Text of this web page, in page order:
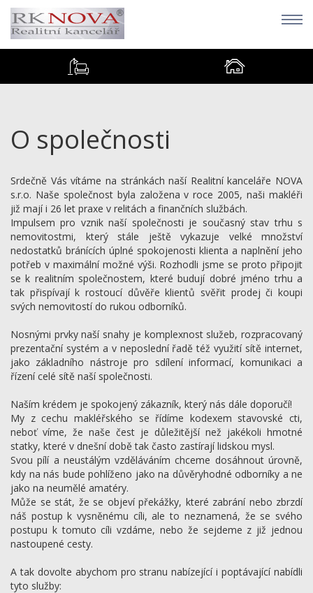
O společnosti
Srdečně Vás vítáme na stránkách naší Realitní kanceláře NOVA
s.r.o. Naše společnost byla založena v roce 2005, naši makléři
již mají i 26 let praxe v relitách a finančních službách.
Impulsem pro vznik naší společnosti je současný stav trhu s
nemovitostmi, který stále ještě vykazuje velké množství
nedostatků bránících úplné spokojenosti klienta a naplnění jeho
potřeb v maximální možné výši. Rozhodli jsme se proto připojit
se k realitním společnostem, které budují dobré jméno trhu a
tak přispívají k rostoucí důvěře klientů svěřit prodej či koupi
svých nemovitostí do rukou odborníků.
Nosnými prvky naší snahy je komplexnost služeb, rozpracovaný
prezentační systém a v neposlední řadě též využití sítě internet,
jako základního nástroje pro sdílení informací, komunikaci a
řízení celé sítě naší společnosti.
Naším krédem je spokojený zákazník, který nás dále doporučí!
My z cechu makléřského se řídíme kodexem stavovské cti,
neboť víme, že naše čest je důležitější než jakékoli hmotné
statky, které v dnešní době tak často zastírají lidskou mysl.
Svou pílí a neustálým vzděláváním chceme dosáhnout úrovně,
kdy na nás bude pohlíženo jako na důvěryhodné odborníky a ne
jako na neumělé amatéry.
Může se stát, že se objeví překážky, které zabrání nebo zbrzdí
náš postup k vysněnému cíli, ale to neznamená, že se svého
postupu k tomuto cíli vzdáme, nebo že sejdeme z již jednou
nastoupené cesty.
A tak dovolte abychom pro stranu nabízející i poptávající nabídli
tyto služby: